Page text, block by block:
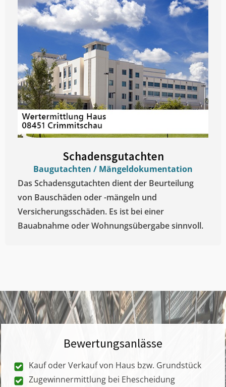
Schadensgutachten
Baugutachten / Mängeldokumentation
Das Schadensgutachten dient der Beurteilung
von Bauschäden oder -mängeln und
Versicherungsschäden. Es ist bei einer
Bauabnahme oder Wohnungsübergabe sinnvoll.
Bewertungsanlässe
Kauf oder Verkauf von Haus bzw. Grundstück
Zugewinnermittlung bei Ehescheidung